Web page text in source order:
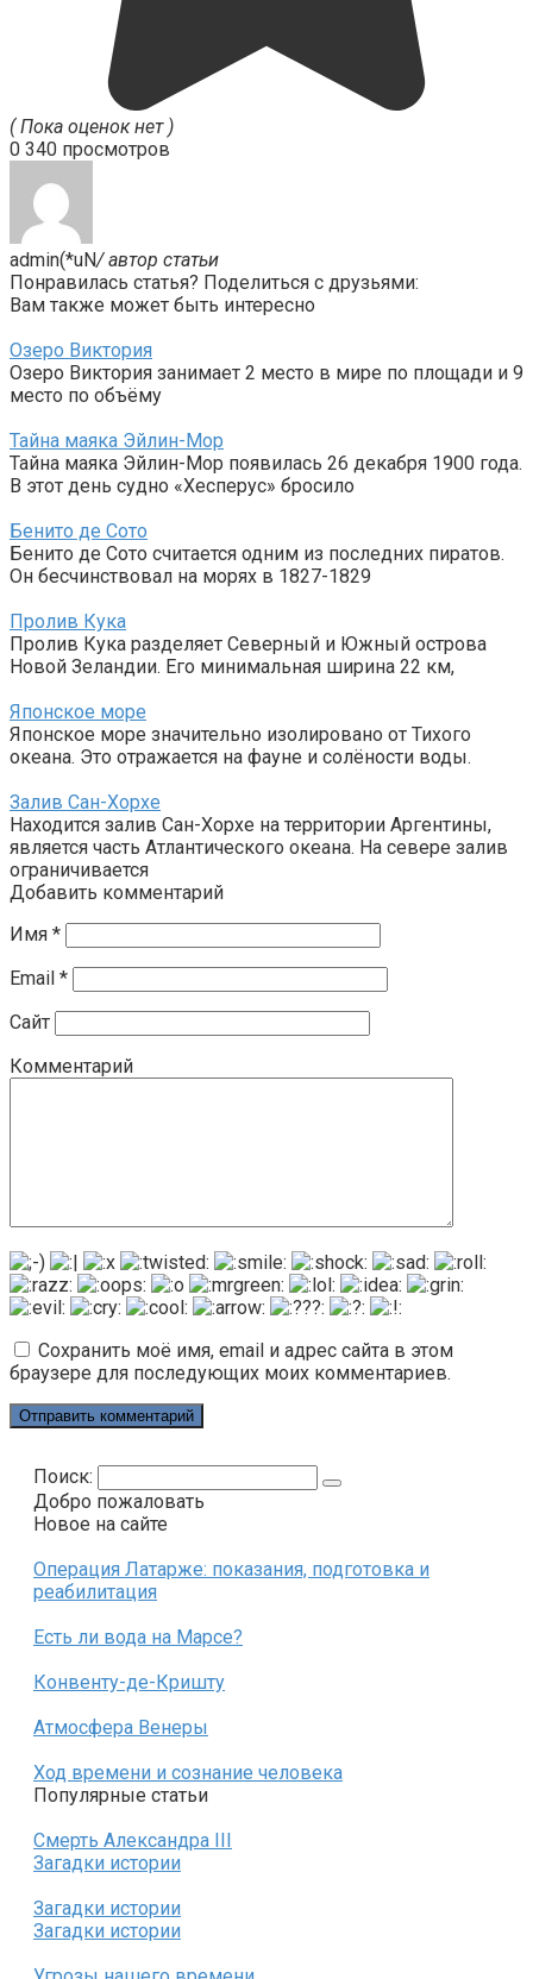
( Пока оценок нет )
0 340 просмотров
admin(*uN/ автор статьи
Понравилась статья? Поделиться с друзьями:
Вам также может быть интересно
Озеро Виктория
Озеро Виктория занимает 2 место в мире по площади и 9
место по объёму
Тайна маяка Эйлин-Мор
Тайна маяка Эйлин-Мор появилась 26 декабря 1900 года.
В этот день судно «Хесперус» бросило
Бенито де Сото
Бенито де Сото считается одним из последних пиратов.
Он бесчинствовал на морях в 1827-1829
Пролив Кука
Пролив Кука разделяет Северный и Южный острова
Новой Зеландии. Его минимальная ширина 22 км,
Японское море
Японское море значительно изолировано от Тихого
океана. Это отражается на фауне и солёности воды.
Залив Сан-Хорхе
Находится залив Сан-Хорхе на территории Аргентины,
является часть Атлантического океана. На севере залив
ограничивается
Добавить комментарий
Имя *
Email *
Сайт
Комментарий
Сохранить моё имя, email и адрес сайта в этом
браузере для последующих моих комментариев.
Поиск:
Добро пожаловать
Новое на сайте
Операция Латарже: показания, подготовка и
реабилитация
Есть ли вода на Марсе?
Конвенту-де-Кришту
Атмосфера Венеры
Ход времени и сознание человека
Популярные статьи
Смерть Александра III
Загадки истории
Загадки истории
Загадки истории